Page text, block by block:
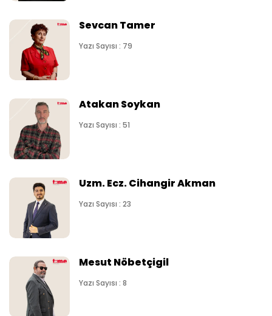
Sevcan Tamer
Yazı Sayısı : 79
Atakan Soykan
Yazı Sayısı : 51
Uzm. Ecz. Cihangir Akman
Yazı Sayısı : 23
Mesut Nöbetçigil
Yazı Sayısı : 8